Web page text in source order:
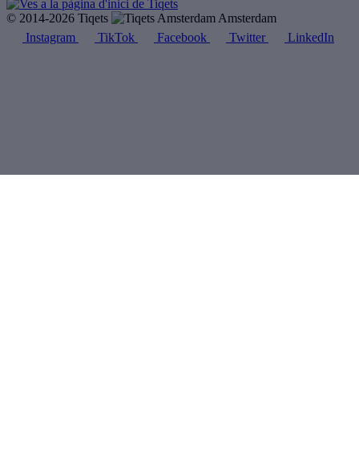
© 2014-2026 Tiqets
Amsterdam
Instagram
TikTok Facebook Twitter LinkedIn